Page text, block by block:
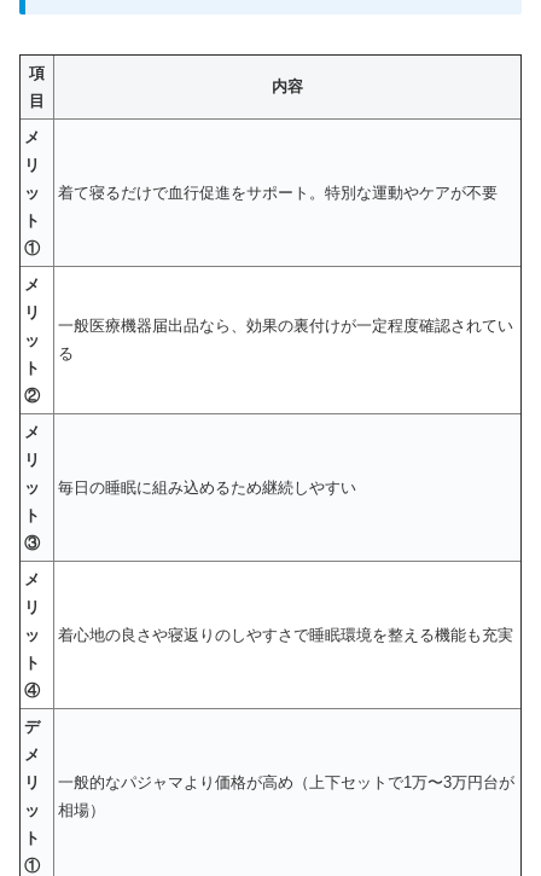
項
目
内容
メ
リ
ッ
ト
①
着て寝るだけで血行促進をサポート。特別な運動やケアが不要
メ
リ
ッ
ト
②
一般医療機器届出品なら、効果の裏付けが一定程度確認されてい
る
メ
リ
ッ
ト
③
毎日の睡眠に組み込めるため継続しやすい
メ
リ
ッ
ト
④
着心地の良さや寝返りのしやすさで睡眠環境を整える機能も充実
デ
メ
リ
ッ
ト
①
一般的なパジャマより価格が高め（上下セットで1万〜3万円台が
相場）